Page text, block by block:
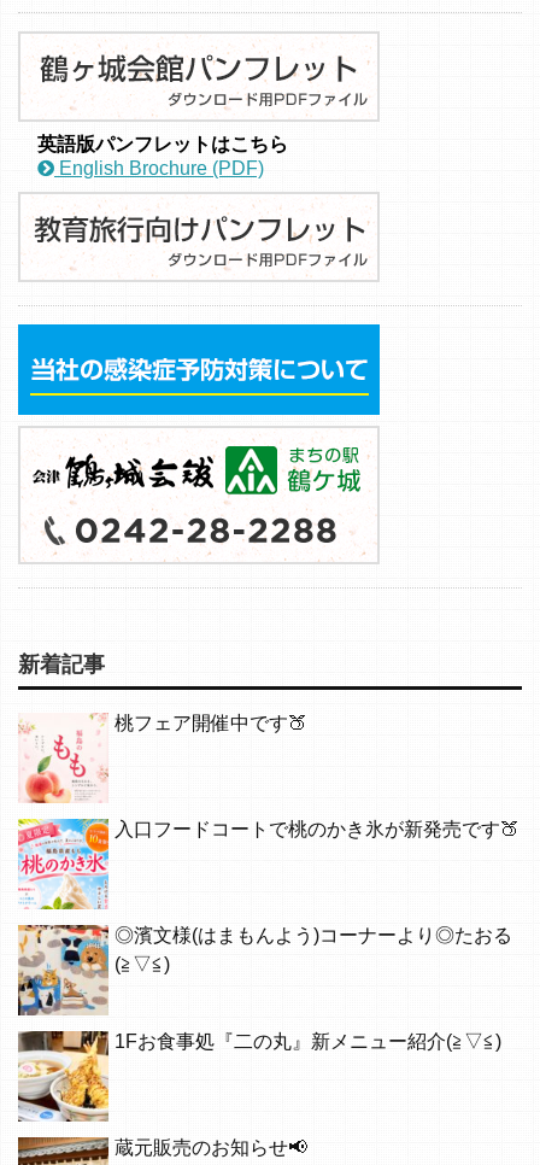
英語版パンフレットはこちら
English Brochure (PDF)
新着記事
桃フェア開催中です🍑
入口フードコートで桃のかき氷が新発売です🍑
◎濱文様(はまもんよう)コーナーより◎たおる
(≧▽≦)
1Fお食事処『二の丸』新メニュー紹介(≧▽≦)
蔵元販売のお知らせ📢